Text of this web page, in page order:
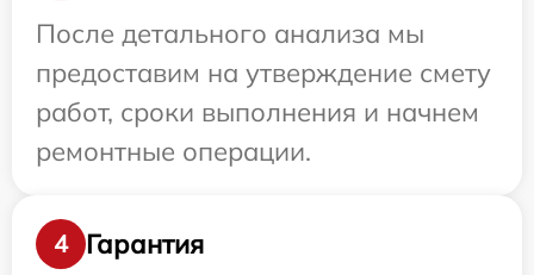
После детального анализа мы
предоставим на утверждение смету
работ, сроки выполнения и начнем
ремонтные операции.
4
Гарантия